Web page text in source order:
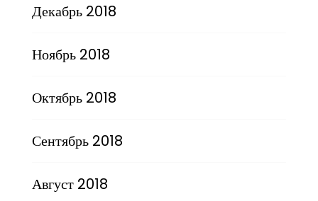
Декабрь 2018
Ноябрь 2018
Октябрь 2018
Сентябрь 2018
Август 2018